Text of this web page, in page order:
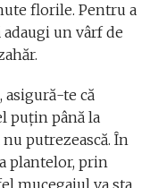
florile. Pentru a
un vârf de
asigură-te că
puţin până la
putrezească. În
plantelor, prin